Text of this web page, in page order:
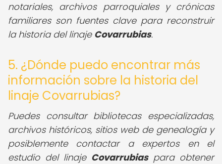
notariales, archivos parroquiales y crónicas
familiares son fuentes clave para reconstruir
la historia del linaje Covarrubias.
5. ¿Dónde puedo encontrar más
información sobre la historia del
linaje Covarrubias?
Puedes consultar bibliotecas especializadas,
archivos históricos, sitios web de genealogía y
posiblemente contactar a expertos en el
estudio del linaje Covarrubiaspara obtener